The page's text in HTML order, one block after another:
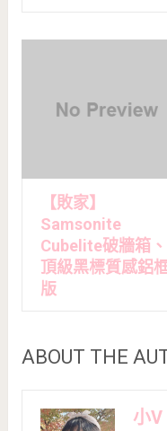
【敗家】
Samsonite
Cubelite破牆箱、
頂級黑標質感鋁
版
ABOUT THE
小V